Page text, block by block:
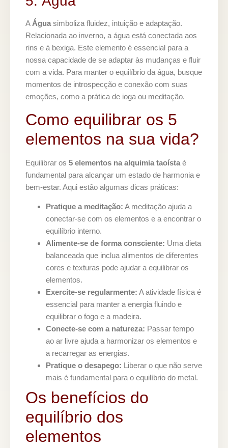
A Água simboliza fluidez, intuição e adaptação.
Relacionada ao inverno, a água está conectada aos
rins e à bexiga. Este elemento é essencial para a
nossa capacidade de se adaptar às mudanças e fluir
com a vida. Para manter o equilíbrio da água, busque
momentos de introspecção e conexão com suas
emoções, como a prática de ioga ou meditação.
Como equilibrar os 5
elementos na sua vida?
Equilibrar os 5 elementos na alquimia taoísta é
fundamental para alcançar um estado de harmonia e
bem-estar. Aqui estão algumas dicas práticas:
Pratique a meditação: A meditação ajuda a
conectar-se com os elementos e a encontrar o
equilíbrio interno.
Alimente-se de forma consciente: Uma dieta
balanceada que inclua alimentos de diferentes
cores e texturas pode ajudar a equilibrar os
elementos.
Exercite-se regularmente: A atividade física é
essencial para manter a energia fluindo e
equilibrar o fogo e a madeira.
Conecte-se com a natureza: Passar tempo
ao ar livre ajuda a harmonizar os elementos e
a recarregar as energias.
Pratique o desapego: Liberar o que não serve
mais é fundamental para o equilíbrio do metal.
Os benefícios do
equilíbrio dos
elementos